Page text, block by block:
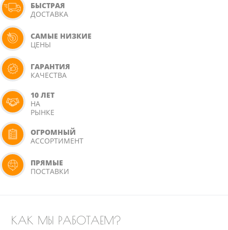
БЫСТРАЯ
ДОСТАВКА
САМЫЕ НИЗКИЕ
ЦЕНЫ
ГАРАНТИЯ
КАЧЕСТВА
10 ЛЕТ
НА
РЫНКЕ
ОГРОМНЫЙ
АССОРТИМЕНТ
ПРЯМЫЕ
ПОСТАВКИ
КАК МЫ РАБОТАЕМ?